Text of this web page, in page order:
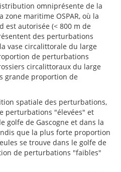
omniprésente de la
maritime OSPAR, où la
est autorisée (< 800 m de
des perturbations
vase circalittorale du large
de perturbations
circalittoraux du large
grande proportion de
spatiale des perturbations,
perturbations "élevées" et
golfe de Gascogne et dans la
que la plus forte proportion
se trouve dans le golfe de
de perturbations "faibles"